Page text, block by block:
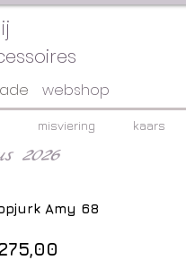
webshop
misviering kaars
2026
Amy 68